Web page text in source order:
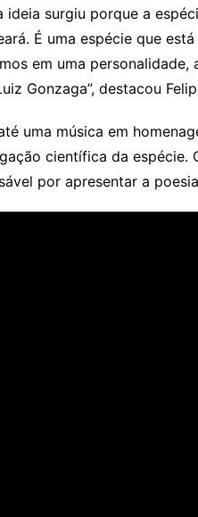
ideia surgiu porque a
É uma espécie que
em uma personalidade,
Gonzaga”, destacou
uma música em
científica da espécie.
por apresentar a